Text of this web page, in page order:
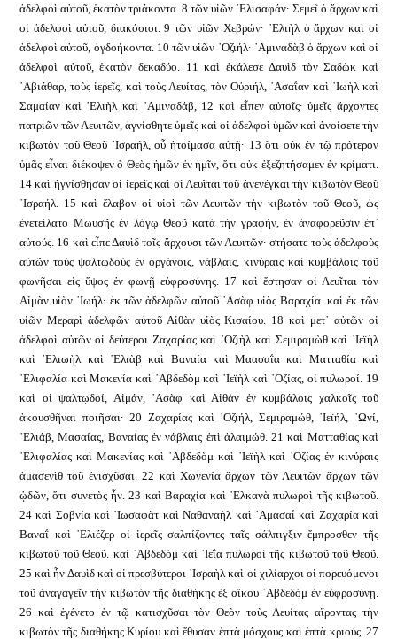
ἀδελφοὶ αὐτοῦ, ἑκατὸν τριάκοντα. 8 τῶν υἱῶν ᾿Ελισαφάν· Σεμεΐ ὁ ἄρχων καὶ
οἱ ἀδελφοὶ αὐτοῦ, διακόσιοι. 9 τῶν υἱῶν Χεβρών· ᾿Ελιὴλ ὁ ἄρχων καὶ οἱ
ἀδελφοὶ αὐτοῦ, ὀγδοήκοντα. 10 τῶν υἱῶν ᾿Οζιήλ· ᾿Αμιναδὰβ ὁ ἄρχων καὶ οἱ
ἀδελφοὶ αὐτοῦ, ἑκατὸν δεκαδύο. 11 καὶ ἐκάλεσε Δαυὶδ τὸν Σαδὼκ καὶ
᾿Αβιάθαρ, τοὺς ἱερεῖς, καὶ τοὺς Λευίτας, τὸν Οὐριήλ, ᾿Ασαΐαν καὶ ᾿Ιωὴλ καὶ
Σαμαίαν καὶ ᾿Ελιὴλ καὶ ᾿Αμιναδάβ, 12 καὶ εἶπεν αὐτοῖς· ὑμεῖς ἄρχοντες
πατριῶν τῶν Λευιτῶν, ἁγνίσθητε ὑμεῖς καὶ οἱ ἀδελφοὶ ὑμῶν καὶ ἀνοίσετε τὴν
κιβωτὸν τοῦ Θεοῦ ᾿Ισραήλ, οὗ ἡτοίμασα αὐτῇ· 13 ὅτι οὐκ ἐν τῷ πρότερον
ὑμᾶς εἶναι διέκοψεν ὁ Θεὸς ἡμῶν ἐν ἡμῖν, ὅτι οὐκ ἐξεζητήσαμεν ἐν κρίματι.
14 καὶ ἡγνίσθησαν οἱ ἱερεῖς καὶ οἱ Λευῖται τοῦ ἀνενέγκαι τὴν κιβωτὸν Θεοῦ
᾿Ισραήλ. 15 καὶ ἔλαβον οἱ υἱοὶ τῶν Λευιτῶν τὴν κιβωτὸν τοῦ Θεοῦ, ὡς
ἐνετείλατο Μωυσῆς ἐν λόγῳ Θεοῦ κατὰ τὴν γραφήν, ἐν ἀναφορεῦσιν ἐπ᾿
αὐτούς. 16 καὶ εἶπε Δαυὶδ τοῖς ἄρχουσι τῶν Λευιτῶν· στήσατε τοὺς ἀδελφοὺς
αὐτῶν τοὺς ψαλτῳδοὺς ἐν ὀργάνοις, νάβλαις, κινύραις καὶ κυμβάλοις τοῦ
φωνῆσαι εἰς ὕψος ἐν φωνῇ εὐφροσύνης. 17 καὶ ἔστησαν οἱ Λευῖται τὸν
Αἰμὰν υἱὸν ᾿Ιωήλ· ἐκ τῶν ἀδελφῶν αὐτοῦ ᾿Ασὰφ υἱὸς Βαραχία. καὶ ἐκ τῶν
υἱῶν Μεραρὶ ἀδελφῶν αὐτοῦ Αἰθὰν υἱὸς Κισαίου. 18 καὶ μετ᾿ αὐτῶν οἱ
ἀδελφοὶ αὐτῶν οἱ δεύτεροι Ζαχαρίας καὶ ᾿Οζιὴλ καὶ Σεμιραμὼθ καὶ ᾿Ιεϊὴλ
καὶ ᾿Ελιωὴλ καὶ ᾿Ελιὰβ καὶ Βαναία καὶ Μαασαΐα καὶ Ματταθία καὶ
᾿Ελιφαλία καὶ Μακενία καὶ ᾿Αβδεδὸμ καὶ ᾿Ιεϊὴλ καὶ ᾿Οζίας, οἱ πυλωροί. 19
καὶ οἱ ψαλτῳδοί, Αἰμάν, ᾿Ασὰφ καὶ Αἰθὰν ἐν κυμβάλοις χαλκοῖς τοῦ
ἀκουσθῆναι ποιῆσαι· 20 Ζαχαρίας καὶ ᾿Οζιήλ, Σεμιραμώθ, ᾿Ιεϊήλ, ᾿Ωνί,
᾿Ελιάβ, Μασαίας, Βαναίας ἐν νάβλαις ἐπὶ ἀλαιμώθ. 21 καὶ Ματταθίας καὶ
᾿Ελιφαλίας καὶ Μακενίας καὶ ᾿Αβδεδὸμ καὶ ᾿Ιεϊὴλ καὶ ᾿Οζίας ἐν κινύραις
ἀμασενὶθ τοῦ ἐνισχῦσαι. 22 καὶ Χωνενία ἄρχων τῶν Λευιτῶν ἄρχων τῶν
ᾠδῶν, ὅτι συνετὸς ἦν. 23 καὶ Βαραχία καὶ ᾿Ελκανὰ πυλωροὶ τῆς κιβωτοῦ.
24 καὶ Σοβνία καὶ ᾿Ιωσαφὰτ καὶ Ναθαναὴλ καὶ ᾿Αμασαΐ καὶ Ζαχαρία καὶ
Βαναΐ καὶ ᾿Ελιέζερ οἱ ἱερεῖς σαλπίζοντες ταῖς σάλπιγξιν ἔμπροσθεν τῆς
κιβωτοῦ τοῦ Θεοῦ. καὶ ᾿Αβδεδὸμ καὶ ᾿Ιεΐα πυλωροὶ τῆς κιβωτοῦ τοῦ Θεοῦ.
25 καὶ ἦν Δαυὶδ καὶ οἱ πρεσβύτεροι ᾿Ισραὴλ καὶ οἱ χιλίαρχοι οἱ πορευόμενοι
τοῦ ἀναγαγεῖν τὴν κιβωτὸν τῆς διαθήκης ἐξ οἴκου ᾿Αβδεδὸμ ἐν εὐφροσύνῃ.
26 καὶ ἐγένετο ἐν τῷ κατισχῦσαι τὸν Θεὸν τοὺς Λευίτας αἴροντας τὴν
κιβωτὸν τῆς διαθήκης Κυρίου καὶ ἔθυσαν ἑπτὰ μόσχους καὶ ἑπτὰ κριούς. 27